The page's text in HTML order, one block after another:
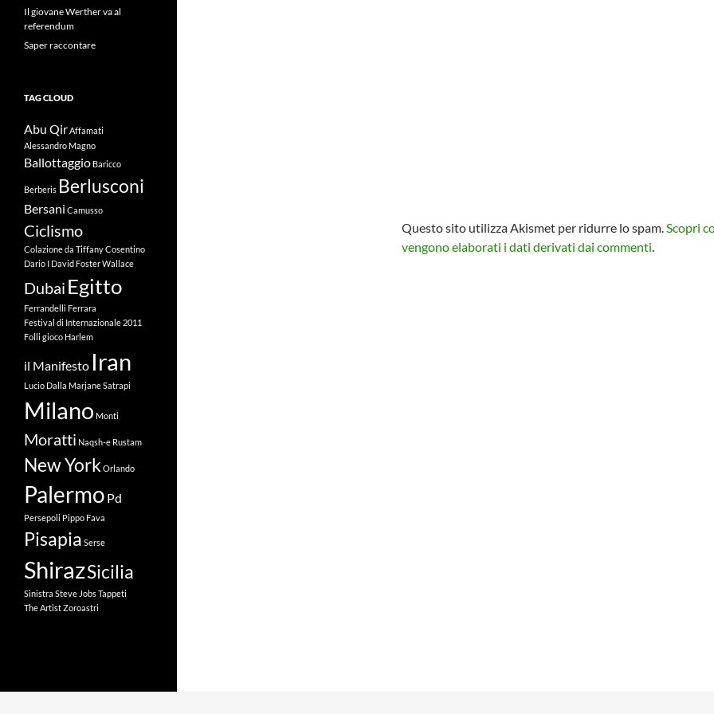
Questo sito utilizza Akismet per ridurre lo spam.Scopri
vengono elaborati i dati derivati dai commenti.
Il giovane Werther va al
referendum
Saper raccontare
TAG CLOUD
Abu QirAffamati
Alessandro Magno
Ballottaggio Baricco
Berberis Berlusconi
Bersani Camusso
Ciclismo
Colazione da TiffanyCosentino
Dario I David Foster Wallace
Dubai Egitto
Ferrandelli Ferrara
Festival di Internazionale 2011
Folli gioco Harlem
il Manifesto Iran
Lucio Dalla Marjane Satrapi
Milano Monti
Moratti Naqsh-e Rustam
New York Orlando
Palermo Pd
Persepoli Pippo Fava
Pisapia Serse
ShirazSicilia
Sinistra Steve JobsTappeti
The ArtistZoroastri